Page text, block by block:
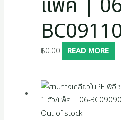
แพ็ค |
฿0.00 READ MORE
Out of stock